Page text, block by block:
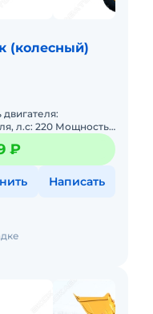
(колесный)
₽
Написать